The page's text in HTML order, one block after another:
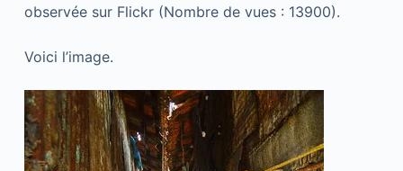
observée sur Flickr (Nombre de vues : 13900).
Voici l’image.